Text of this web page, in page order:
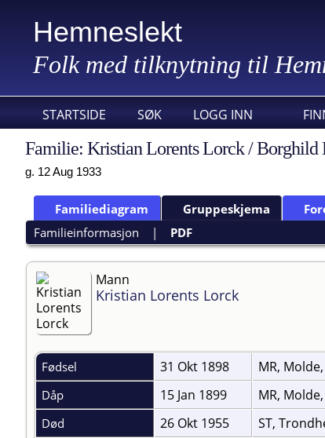
Hemneslekt
Folk med tilknytning til
STARTSIDE SØK LOGG INN
Familie: Kristian Lorents Lorck / Borghild
g. 12 Aug 1933
Familiediagram Gruppeskjema
Familieinformasjon | PDF
Mann
Kristian Lorents Lorck
Fødsel 31 Okt 1898 MR,
Dåp 15 Jan 1899 MR,
Død 26 Okt 1955 ST,